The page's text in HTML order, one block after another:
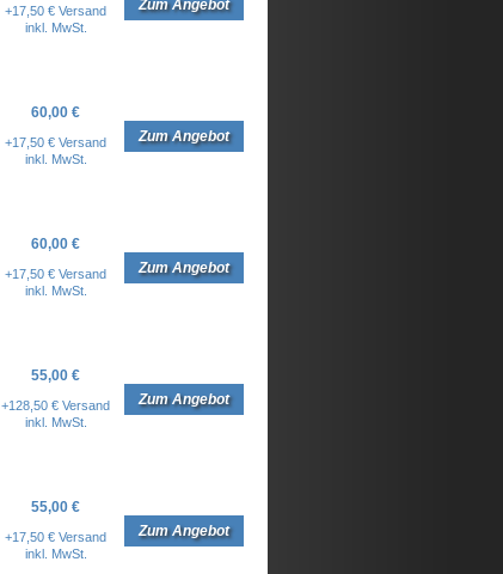
+17,50 € Versand
inkl. MwSt.
Zum Angebot
60,00 €
+17,50 € Versand
inkl. MwSt.
Zum Angebot
60,00 €
+17,50 € Versand
inkl. MwSt.
Zum Angebot
55,00 €
+128,50 € Versand
inkl. MwSt.
Zum Angebot
55,00 €
+17,50 € Versand
inkl. MwSt.
Zum Angebot